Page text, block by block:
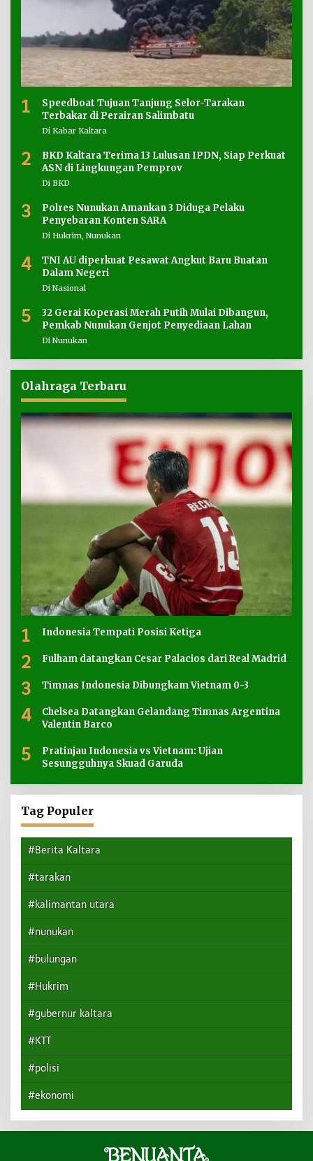
1
Speedboat Tujuan Tanjung Selor-Tarakan
Terbakar di Perairan Salimbatu
Di Kabar Kaltara
2
BKD Kaltara Terima 13 Lulusan IPDN, Siap Perkuat
ASN di Lingkungan Pemprov
Di BKD
3
Polres Nunukan Amankan 3 Diduga Pelaku
Penyebaran Konten SARA
Di Hukrim, Nunukan
4
TNI AU diperkuat Pesawat Angkut Baru Buatan
Dalam Negeri
Di Nasional
5
32 Gerai Koperasi Merah Putih Mulai Dibangun,
Pemkab Nunukan Genjot Penyediaan Lahan
Di Nunukan
Olahraga Terbaru
1 Indonesia Tempati Posisi Ketiga
2 Fulham datangkan Cesar Palacios dari Real Madrid
3 Timnas Indonesia Dibungkam Vietnam 0-3
4
Chelsea Datangkan Gelandang Timnas Argentina
Valentin Barco
5
Pratinjau Indonesia vs Vietnam: Ujian
Sesungguhnya Skuad Garuda
Tag Populer
#Berita Kaltara
#tarakan
#kalimantan utara
#nunukan
#bulungan
#Hukrim
#gubernur kaltara
#KTT
#polisi
#ekonomi